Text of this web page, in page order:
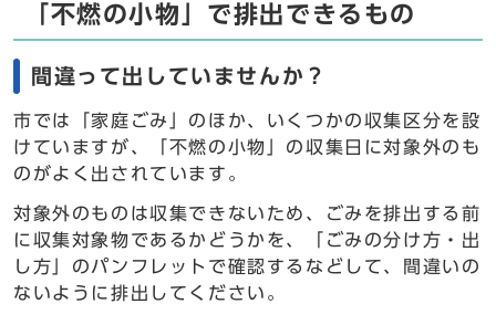
「不燃の小物」で排出できるもの
間違って出していませんか？
市では「家庭ごみ」のほか、いくつかの収集区分を設
けていますが、「不燃の小物」の収集日に対象外のも
のがよく出されています。
対象外のものは収集できないため、ごみを排出する前
に収集対象物であるかどうかを、「ごみの分け方・出
し方」のパンフレットで確認するなどして、間違いの
ないように排出してください。